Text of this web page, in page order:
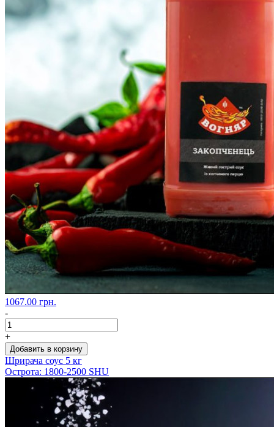
1067.00 грн.
-
+
Добавить в корзину
Шрирача соус 5 кг
Острота: 1800-2500 SHU